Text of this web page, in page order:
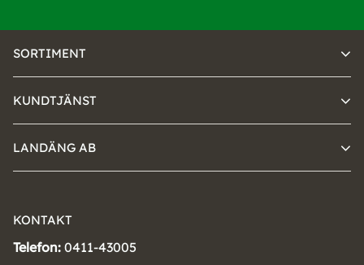
SORTIMENT
KUNDTJÄNST
LANDÄNG AB
KONTAKT
Telefon: 0411-43005